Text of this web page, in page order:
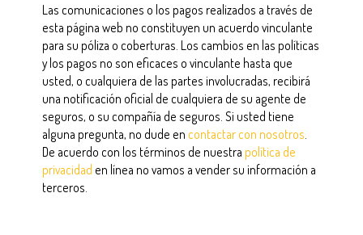
Las comunicaciones o los pagos realizados a través de
esta página web no constituyen un acuerdo vinculante
para su póliza o coberturas. Los cambios en las políticas
y los pagos no son eficaces o vinculante hasta que
usted, o cualquiera de las partes involucradas, recibirá
una notificación oficial de cualquiera de su agente de
seguros, o su compañía de seguros. Si usted tiene
alguna pregunta, no dude en contactar con nosotros
De acuerdo con los términos de nuestra política de
privacidad en línea no vamos a vender su información a
terceros.